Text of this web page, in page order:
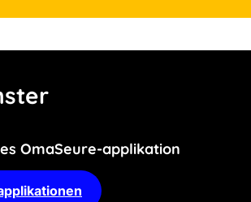
OmaSeure-applikation